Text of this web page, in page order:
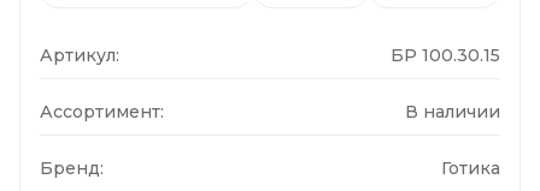
Артикул: БР 100.30.15
Ассортимент: В наличии
Бренд: Готика